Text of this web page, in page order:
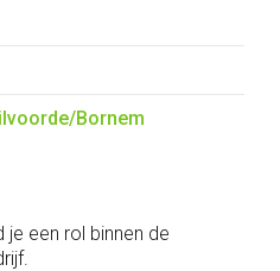
Bornem
een rol binnen de